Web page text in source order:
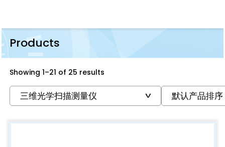
Products
Showing 1–21 of 25 results